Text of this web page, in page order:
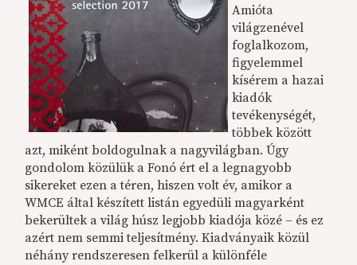
Amióta
világzenével
foglalkozom,
figyelemmel
kísérem a hazai
kiadók
tevékenységét,
többek között
azt, miként boldogulnak a nagyvilágban. Úgy
gondolom közülük a Fonó ért el a legnagyobb
sikereket ezen a téren, hiszen volt év, amikor a
WMCE által készített listán egyedüli magyarként
bekerültek a világ húsz legjobb kiadója közé – és ez
azért nem semmi teljesítmény. Kiadványaik közül
néhány rendszeresen felkerül a különféle